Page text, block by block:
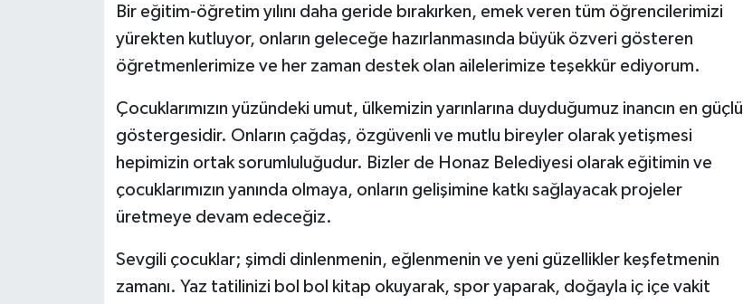
Bir eğitim-öğretim yılını daha geride bırakırken, emek veren tüm öğrencilerimizi
yürekten kutluyor, onların geleceğe hazırlanmasında büyük özveri gösteren
öğretmenlerimize ve her zaman destek olan ailelerimize teşekkür ediyorum.
Çocuklarımızın yüzündeki umut, ülkemizin yarınlarına duyduğumuz inancın en güçlü
göstergesidir. Onların çağdaş, özgüvenli ve mutlu bireyler olarak yetişmesi
hepimizin ortak sorumluluğudur. Bizler de Honaz Belediyesi olarak eğitimin ve
çocuklarımızın yanında olmaya, onların gelişimine katkı sağlayacak projeler
üretmeye devam edeceğiz.
Sevgili çocuklar; şimdi dinlenmenin, eğlenmenin ve yeni güzellikler keşfetmenin
zamanı. Yaz tatilinizi bol bol kitap okuyarak, spor yaparak, doğayla iç içe vakit